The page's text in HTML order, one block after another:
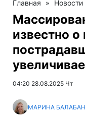
Главная » Новости
известно
04:20 28.08.2025 Чт
МАРИНА БАЛАБАН